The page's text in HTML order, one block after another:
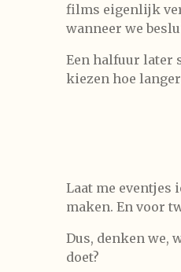
films eigenlijk
wanneer we
Een halfuur later
kiezen hoe
Laat me eventjes
maken. En voor
Dus, denken we,
doet?